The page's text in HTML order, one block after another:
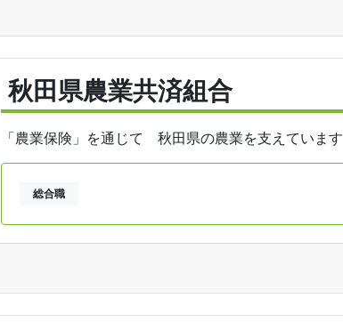
秋田県農業共済組合
「農業保険」を通じて 秋田県の農業を支えています
総合職